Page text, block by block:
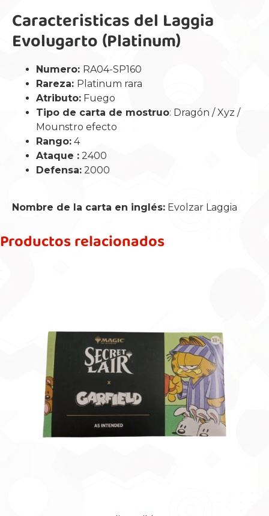
Caracteristicas del Laggia
Evolugarto (Platinum)
Numero: RA04-SP160
Rareza: Platinum rara
Atributo: Fuego
Tipo de carta de mostruo: Dragón / Xyz /
Mounstro efecto
Rango: 4
Ataque : 2400
Defensa: 2000
Nombre de la carta en inglés: Evolzar Laggia
Productos relacionados